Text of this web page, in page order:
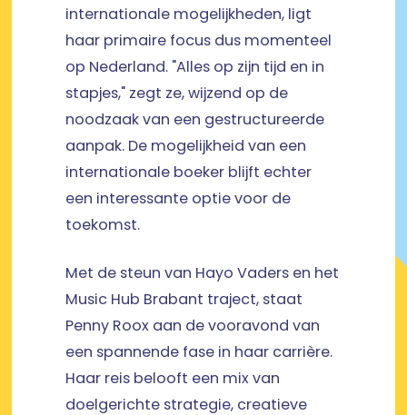
internationale mogelijkheden, ligt
haar primaire focus dus momenteel
op Nederland. "Alles op zijn tijd en in
stapjes," zegt ze, wijzend op de
noodzaak van een gestructureerde
aanpak. De mogelijkheid van een
internationale boeker blijft echter
een interessante optie voor de
toekomst.
Met de steun van Hayo Vaders en het
Music Hub Brabant traject, staat
Penny Roox aan de vooravond van
een spannende fase in haar carrière.
Haar reis belooft een mix van
doelgerichte strategie, creatieve